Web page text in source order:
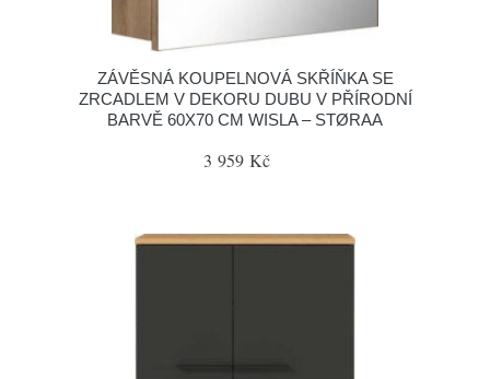
ZÁVĚSNÁ KOUPELNOVÁ SKŘÍŇKA SE
ZRCADLEM V DEKORU DUBU V PŘÍRODNÍ
BARVĚ 60X70 CM WISLA – STØRAA
3 959 Kč